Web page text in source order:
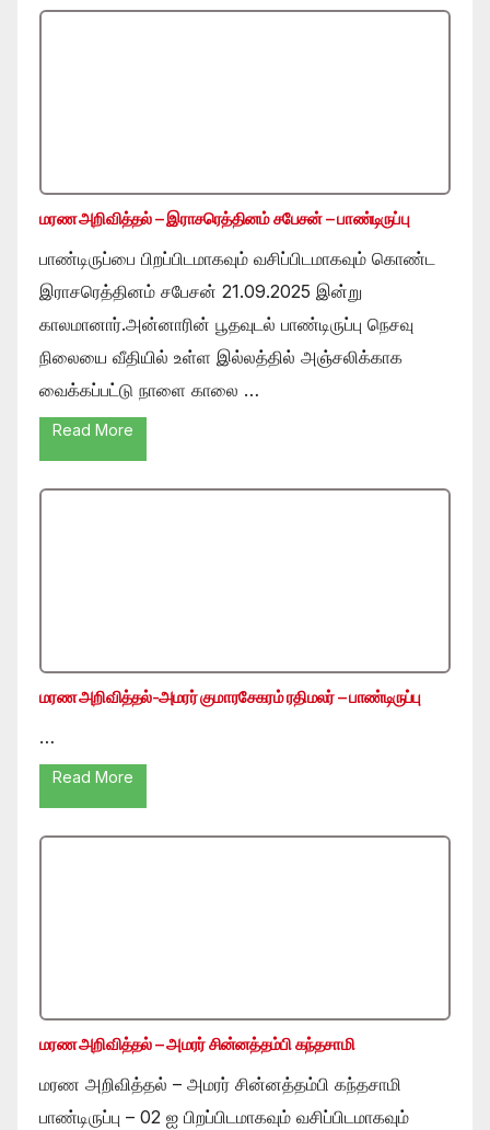
மரண அறிவித்தல் – இராசரெத்தினம் சபேசன் – பாண்டிருப்பு
பாண்டிருப்பை பிறப்பிடமாகவும் வசிப்பிடமாகவும் கொண்ட
இராசரெத்தினம் சபேசன் 21.09.2025 இன்று
காலமானார்.அன்னாரின் பூதவுடல் பாண்டிருப்பு நெசவு
நிலையை வீதியில் உள்ள இல்லத்தில் அஞ்சலிக்காக
வைக்கப்பட்டு நாளை காலை …
Read More
மரண அறிவித்தல்-அமரர் குமாரசேகரம் ரதிமலர் – பாண்டிருப்பு
…
Read More
மரண அறிவித்தல் – அமரர் சின்னத்தம்பி கந்தசாமி
மரண அறிவித்தல் – அமரர் சின்னத்தம்பி கந்தசாமி
பாண்டிருப்பு – 02 ஐ பிறப்பிடமாகவும் வசிப்பிடமாகவும்